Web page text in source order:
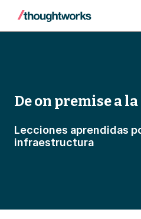
De on premise a
Lecciones aprendidas
infraestructura